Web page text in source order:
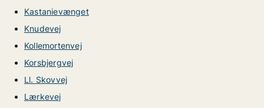
Kastanievænget
Knudevej
Kollemortenvej
Korsbjergvej
Ll. Skovvej
Lærkevej